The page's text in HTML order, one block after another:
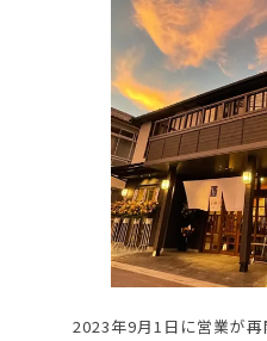
2023年9月1日に営業が再